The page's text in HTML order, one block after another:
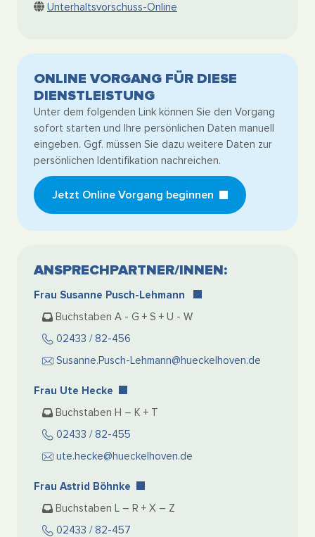
Unterhaltsvorschuss-Online
ONLINE VORGANG FÜR DIESE
DIENSTLEISTUNG
Unter dem folgenden Link können Sie den Vorgang
sofort starten und Ihre persönlichen Daten manuell
eingeben. Ggf. müssen Sie dazu weitere Daten zur
persönlichen Identifikation nachreichen.
Jetzt Online Vorgang beginnen
ANSPRECHPARTNER/INNEN:
Frau Susanne Pusch-Lehmann
Buchstaben A - G + S + U - W
02433 / 82-456
Susanne.Pusch-Lehmann@hueckelhoven.de
Frau Ute Hecke
Buchstaben H – K + T
02433 / 82-455
ute.hecke@hueckelhoven.de
Frau Astrid Böhnke
Buchstaben L – R + X – Z
02433 / 82-457